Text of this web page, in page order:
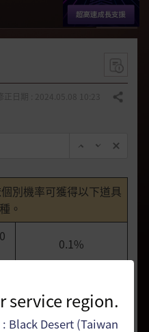
service region.
Black Desert (Taiwan
分享
別機率可獲得以下道具
。
0.1%
10.0%